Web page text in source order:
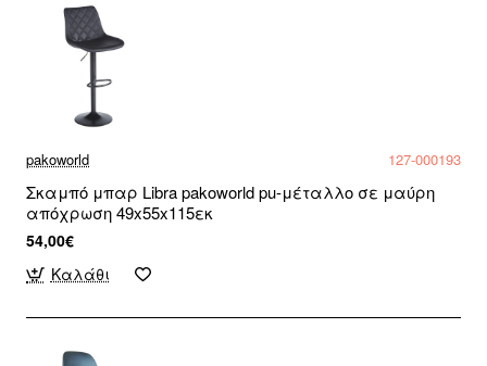
pakoworld 127-000193
Σκαμπό μπαρ Libra pakoworld pu-μέταλλο σε μαύρη
απόχρωση 49x55x115εκ
54,00€
Καλάθι